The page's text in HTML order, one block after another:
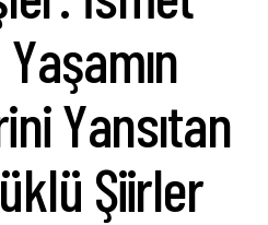
Yaşamın
Yansıtan
Şiirler